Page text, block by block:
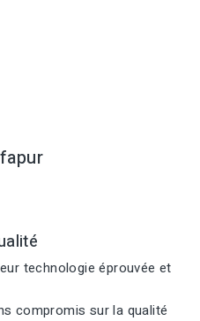
technologie éprouvée et
compromis sur la qualité